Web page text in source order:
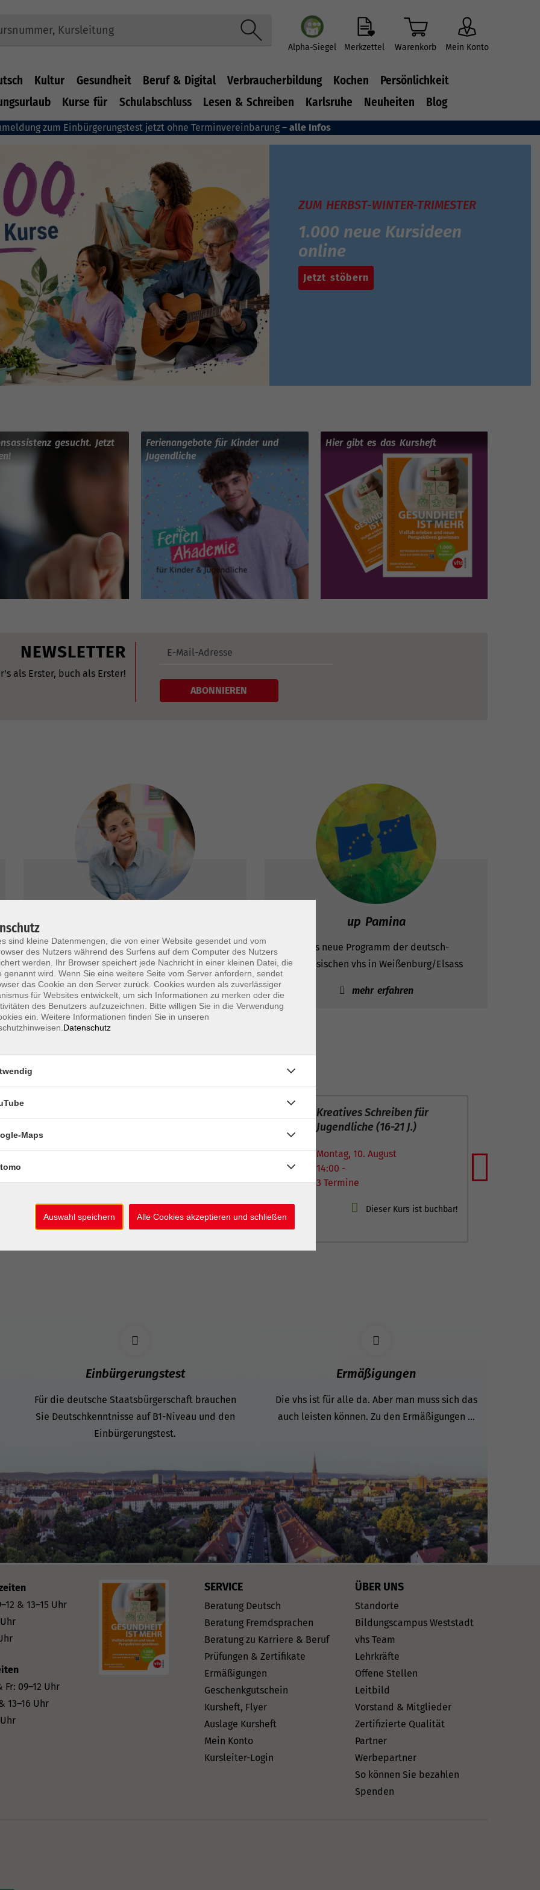
Alpha-Siegel Merkzettel Warenkorb Mein Konto
Kultur Gesundheit Beruf & Digital Verbraucherbildung Kochen
Persönlichkeit
Kurse für Schulabschluss Lesen & Schreiben Karlsruhe Neuheiten Blog
zum Einbürgerungstest jetzt ohne Terminvereinbarung – alle Infos
ZUM HERBST-WINTER-TRIMESTER
1.000 neue Kursideen
online
Jetzt stöbern
gesucht. Jetzt
Ferienangebote für Kinder und
Jugendliche
Hier gibt es das Kursheft
NEWSLETTER
als Erster, buch als Erster!
ABONNIEREN
Wir beraten Sie kostenlos, umfassend und
neutral.
mehr erfahren
up Pamina
Das neue Programm der deutsch-
französischen vhs in Weißenburg/Elsass
mehr erfahren
10. August
-
10
Träum weiter - schreib dich
Montag, 10. August
3 Termine
10
Aug
Montag, 10. August
5 Termine
Einbürgerungstest
Für die deutsche Staatsbürgerschaft brauchen
Sie Deutschkenntnisse auf B1-Niveau und den
Einbürgerungstest.
Ermäßigungen
Die vhs ist für alle da. Aber man muss sich das
auch leisten können. Zu den Ermäßigungen ...
& 13–15 Uhr
Fr: 09–12 Uhr
13–16 Uhr
SERVICE
Beratung Deutsch
Beratung Fremdsprachen
Beratung zu Karriere & Beruf
Prüfungen & Zertifikate
Ermäßigungen
Geschenkgutschein
Kursheft, Flyer
Auslage Kursheft
Mein Konto
Kursleiter-Login
ÜBER UNS
Standorte
Bildungscampus Weststadt
vhs Team
Lehrkräfte
Offene Stellen
Leitbild
Vorstand & Mitglieder
Zertifizierte Qualität
Partner
Werbepartner
So können Sie bezahlen
Spenden
sind kleine Datenmengen, die von einer Website gesendet und vom
des Nutzers während des Surfens auf dem Computer des Nutzers
werden. Ihr Browser speichert jede Nachricht in einer kleinen Datei, die
genannt wird. Wenn Sie eine weitere Seite vom Server anfordern, sendet
das Cookie an den Server zurück. Cookies wurden als zuverlässiger
für Websites entwickelt, um sich Informationen zu merken oder die
des Benutzers aufzuzeichnen. Bitte willigen Sie in die Verwendung
ein. Weitere Informationen finden Sie in unseren
Datenschutz
Maps
Auswahl speichern Alle Cookies akzeptieren und schließen